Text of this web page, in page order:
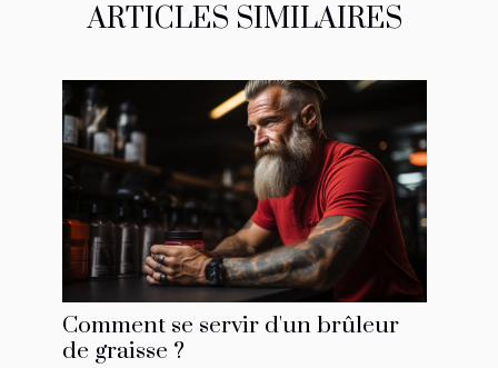
ARTICLES SIMILAIRES
Comment se servir d'un brûleur
de graisse ?